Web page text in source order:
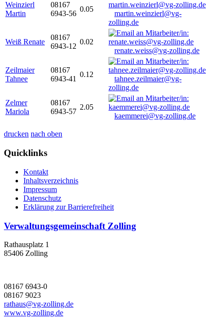
Weinzierl
Martin
08167
6943-56
0.05
martin.weinzierl@vg-
zolling.de
Weiß Renate
08167
6943-12
0.02
renate.weiss@vg-zolling.de
Zeilmaier
Tahnee
08167
6943-41
0.12
tahnee.zeilmaier@vg-
zolling.de
Zelmer
Mariola
08167
6943-57
2.05
kaemmerei@vg-zolling.de
drucken nach oben
Quicklinks
Kontakt
Inhaltsverzeichnis
Impressum
Datenschutz
Erklärung zur Barrierefreiheit
Verwaltungsgemeinschaft Zolling
Rathausplatz 1
85406 Zolling
08167 6943-0
08167 9023
rathaus@vg-zolling.de
www.vg-zolling.de